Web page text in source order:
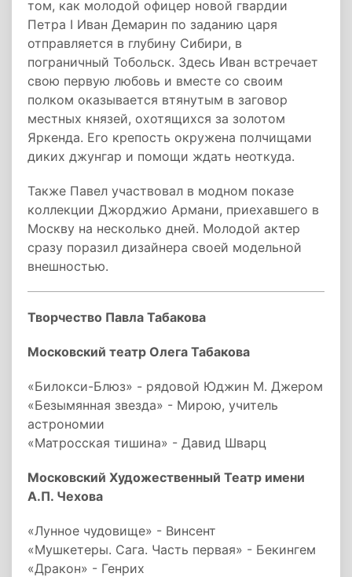
том, как молодой офицер новой гвардии
Петра I Иван Демарин по заданию царя
отправляется в глубину Сибири, в
пограничный Тобольск. Здесь Иван встречает
свою первую любовь и вместе со своим
полком оказывается втянутым в заговор
местных князей, охотящихся за золотом
Яркенда. Его крепость окружена полчищами
диких джунгар и помощи ждать неоткуда.
Также Павел участвовал в модном показе
коллекции Джорджио Армани, приехавшего в
Москву на несколько дней. Молодой актер
сразу поразил дизайнера своей модельной
внешностью.
Творчество Павла Табакова
Московский театр Олега Табакова
«Билокси-Блюз» - рядовой Юджин М. Джером
«Безымянная звезда» - Мирою, учитель
астрономии
«Матросская тишина» - Давид Шварц
Московский Художественный Театр имени
А.П. Чехова
«Лунное чудовище» - Винсент
«Мушкетеры. Сага. Часть первая» - Бекингем
«Дракон» - Генрих